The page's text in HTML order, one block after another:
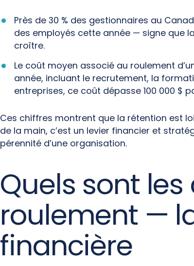
Près de 30 % des gestionnaires au
des employés cette année — signe que
croître.
Le coût moyen associé au roulement
année, incluant le recrutement, la
entreprises, ce coût dépasse 100 000 $
Ces chiffres montrent que la rétention est
de la main, c’est un levier financier et
pérennité d’une organisation.
Quels sont
roulement —
financière